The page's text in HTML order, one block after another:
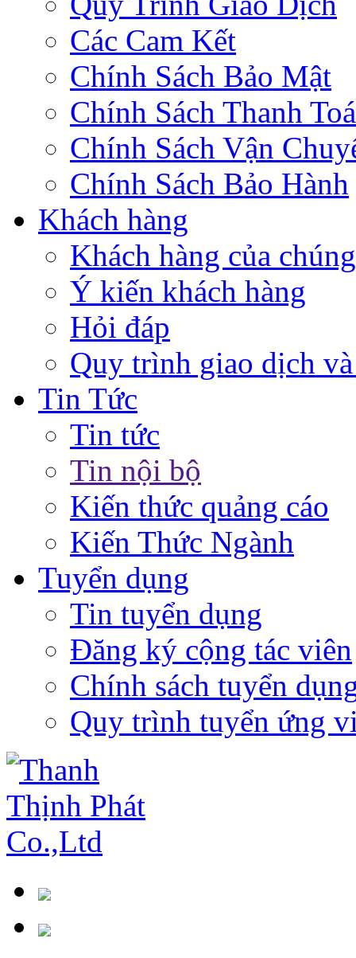
Các Cam Kết
Chính Sách Bảo Mật
Chính Sách Thanh
Chính Sách Vận
Chính Sách Bảo Hành
Khách hàng
Khách hàng của
Ý kiến khách hàng
Hỏi đáp
Quy trình giao dịch
Tin Tức
Tin tức
Tin nội bộ
Kiến thức quảng cáo
Kiến Thức Ngành
Tuyển dụng
Tin tuyển dụng
Đăng ký cộng tác viên
Chính sách tuyển
Quy trình tuyển ứng